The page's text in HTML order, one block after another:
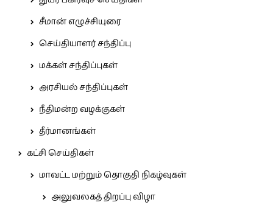
சீமான் எழுச்சியுரை
செய்தியாளர் சந்திப்பு
மக்கள் சந்திப்புகள்
அரசியல் சந்திப்புகள்
நீதிமன்ற வழக்குகள்
தீர்மானங்கள்
கட்சி செய்திகள்
மாவட்ட மற்றும் தொகுதி நிகழ்வுகள்
அலுவலகத் திறப்பு விழா